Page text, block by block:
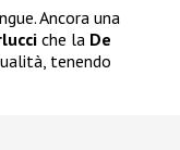
Ancora una
che la De
tenendo